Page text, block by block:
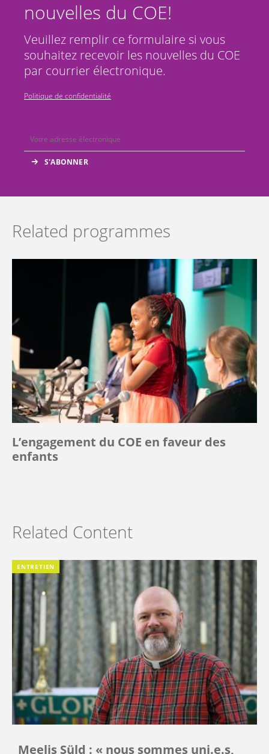
nouvelles du COE!
Veuillez remplir ce formulaire si vous
souhaitez recevoir les nouvelles du COE
par courrier électronique.
Politique de confidentialité
Related programmes
L’engagement du COE en faveur des
enfants
Related Content
ENTRETIEN
Meelis Süld : « nous sommes uni.e.s,